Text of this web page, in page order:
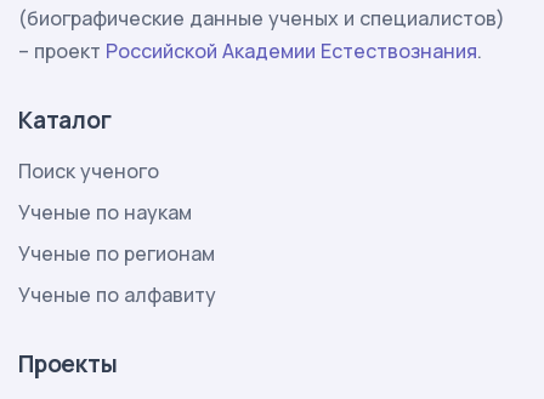
(биографические данные ученых и специалистов)
– проект Российской Академии Естествознания.
Каталог
Поиск ученого
Ученые по наукам
Ученые по регионам
Ученые по алфавиту
Проекты